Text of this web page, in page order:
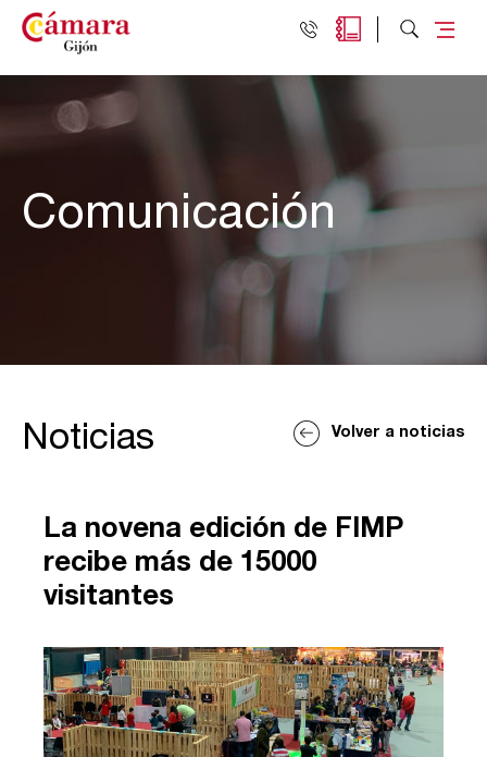
Comunicación
Noticias Volver a noticias
La novena edición de FIMP
recibe más de 15000
visitantes